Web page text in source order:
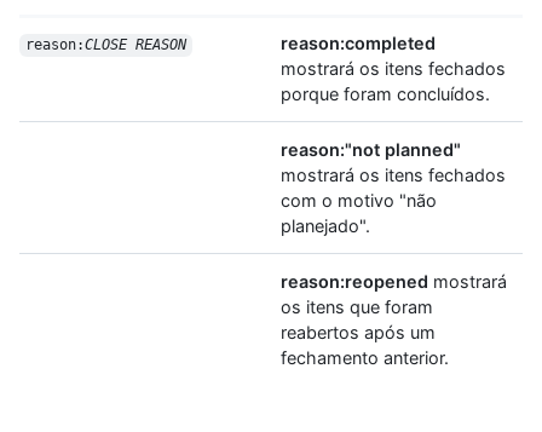
reason:CLOSE REASON
reason:completed
mostrará os itens fechados
porque foram concluídos.
reason:"not planned"
mostrará os itens fechados
com o motivo "não
planejado".
reason:reopened mostrará
os itens que foram
reabertos após um
fechamento anterior.